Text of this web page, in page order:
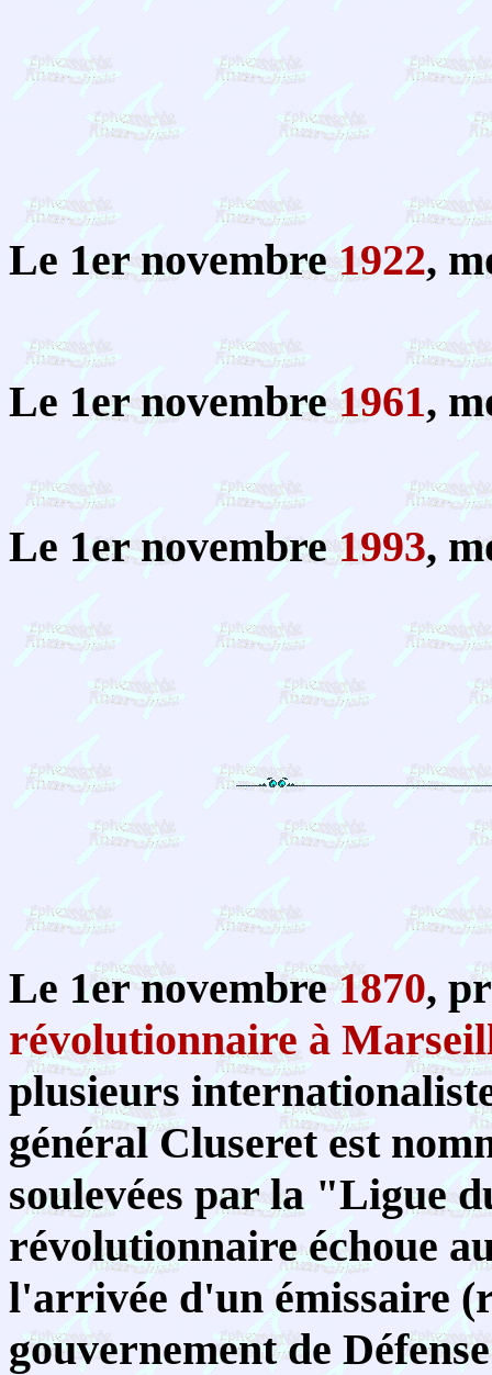
Le 1er novembre1922,
Le 1er novembre1961,
Le 1er novembre1993,
Le 1er novembre1870,
révolutionnaire à
plusieurs
général Cluseret est
soulevées par la "Ligue
révolutionnaire échoue
l'arrivée d'un émissaire
gouvernement de